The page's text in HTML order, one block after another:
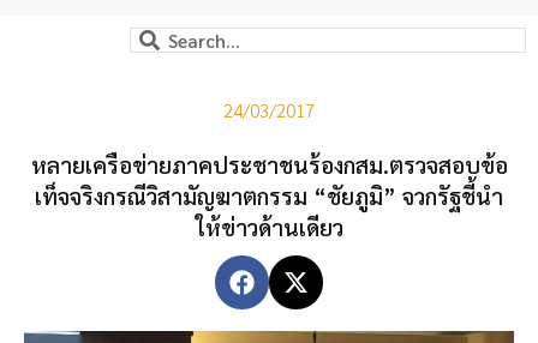
24/03/2017
หลายเครือข่ายภาคประชาชนร้องกสม.ตรวจสอบข้อ
เท็จจริงกรณีวิสามัญฆาตกรรม “ชัยภูมิ” จวกรัฐชี้นำ
ให้ข่าวด้านเดียว